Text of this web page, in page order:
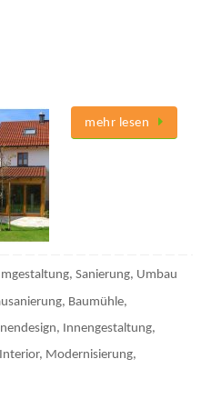
mehr lesen
, Sanierung, Umbau
, Baumühle,
, Innengestaltung,
Interior, Modernisierung,